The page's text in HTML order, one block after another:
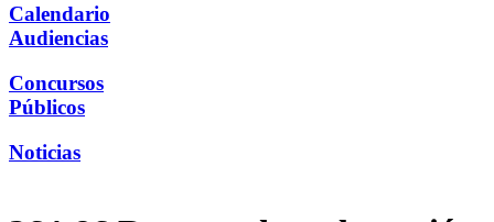
Calendario
Audiencias
Concursos
Públicos
Noticias